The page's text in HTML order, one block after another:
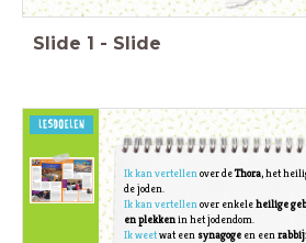
Slide 1 - Slide
Ik kan vertellen over deThora, het
dejoden.
Ik kan vertellen over enkeleheilige
enplekkenin het jodendom.
Ik weetwat een synagoge en een